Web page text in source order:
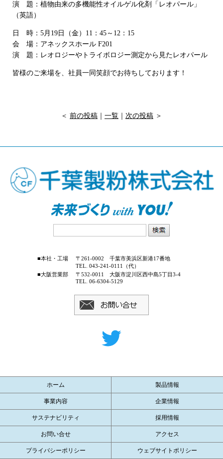
演 題：植物由来の多機能性オイルゲル化剤「レオパール」
（英語）
日 時：5月19日（金）11：45～12：15
会 場：アネックスホール F201
演 題：レオロジーやトライボロジー測定から見たレオパール
皆様のご来場を、社員一同笑顔でお待ちしております！
＜ 前の投稿 一覧 次の投稿 ＞
■本社・工場
〒261-0002 千葉市美浜区新港17番地
TEL. 043-241-0111（代）
■大阪営業部
〒532-0011 大阪市淀川区西中島5丁目3-4
TEL. 06-6304-5129
ホーム 製品情報
事業内容 企業情報
サステナビリティ 採用情報
お問い合せ アクセス
プライバシーポリシー ウェブサイトポリシー